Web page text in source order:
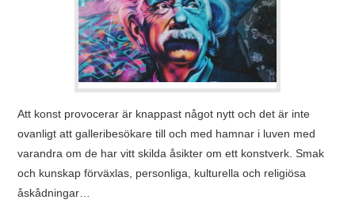
Att konst provocerar är knappast något nytt och det är inte
ovanligt att galleribesökare till och med hamnar i luven med
varandra om de har vitt skilda åsikter om ett konstverk. Smak
och kunskap förväxlas, personliga, kulturella och religiösa
åskådningar…